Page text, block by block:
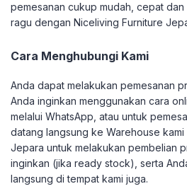
pemesanan cukup mudah, cepat
ragu dengan Niceliving Furniture
Cara Menghubungi Kami
Anda dapat melakukan pemesanan
Anda inginkan menggunakan cara
melalui WhatsApp, atau untuk
datang langsung ke Warehouse
Jepara untuk melakukan pembelian
inginkan (jika ready stock), serta
langsung di tempat kami juga.